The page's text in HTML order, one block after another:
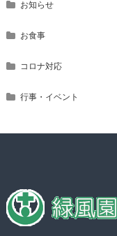
お知らせ
お食事
コロナ対応
行事・イベント